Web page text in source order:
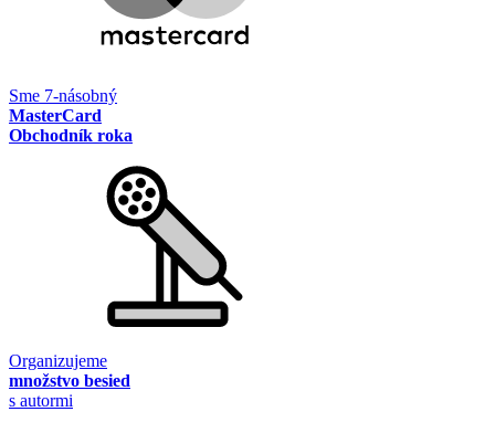
Sme 7-násobný
MasterCard
Obchodník roka
Organizujeme
množstvo besied
s autormi